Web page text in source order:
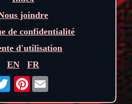
joindre
de confidentialité
d'utilisation
EN
FR
Pinterest